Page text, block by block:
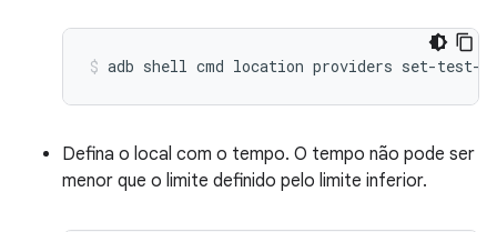
adb shell cmd location providers set-test-
Defina o local com o tempo. O tempo não pode ser
menor que o limite definido pelo limite inferior.